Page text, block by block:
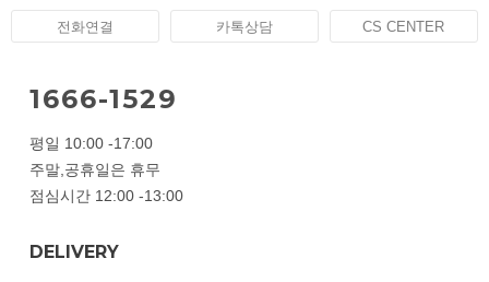
전화연결 카톡상담 CS CENTER
1666-1529
평일 10:00 -17:00
주말,공휴일은 휴무
점심시간 12:00 -13:00
DELIVERY